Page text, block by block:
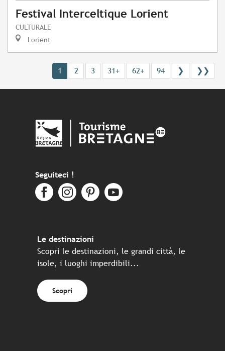
Festival Interceltique Lorient
CULTURALE
Lorient
1 2 3 31+ 62+ 94 ❯ ❯❯
Seguiteci !
Le destinazioni
Scopri le destinazioni, le grandi città, le
isole, i luoghi imperdibili...
Scopri